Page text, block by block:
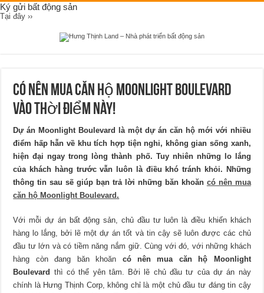
Ký gửi bất động sản
Tại đây ››
Có nên mua căn hộ Moonlight Boulevard
vào thời điểm này!
Dự án Moonlight Boulevard là một dự án căn hộ mới với nhiều
điểm hấp hẫn về khu tích hợp tiện nghi, không gian sống xanh,
hiện đại ngay trong lòng thành phố. Tuy nhiên những lo lắng
của khách hàng trước vẫn luôn là điều khó tránh khỏi. Những
thông tin sau sẽ giúp bạn trả lời những băn khoăn có nên mua
căn hộ Moonlight Boulevard.
Với mỗi dự án bất động sản, chủ đầu tư luôn là điều khiến khách
hàng lo lắng, bởi lẽ một dự án tốt và tin cậy sẽ luôn được các chủ
đầu tư lớn và có tiềm năng nắm giữ. Cùng với đó, với những khách
hàng còn đang băn khoăn có nên mua căn hộ Moonlight
Boulevard thì có thể yên tâm. Bởi lẽ chủ đầu tư của dự án này
chính là Hưng Thịnh Corp, không chỉ là một chủ đầu tư đáng tin cậy